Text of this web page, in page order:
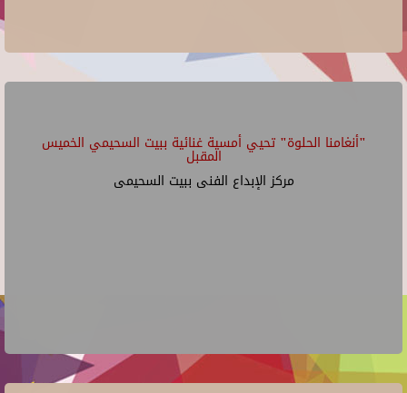
"أنغامنا الحلوة" تحيي أمسية غنائية ببيت السحيمي الخميس
المقبل
مركز الإبداع الفنى ببيت السحيمى